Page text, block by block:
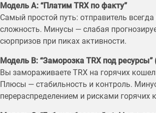
Модель A: “Платим TRX по факту”
Самый простой путь: отправитель
сложность. Минусы — слабая
сюрпризов при пиках активности.
Модель B: “Заморозка TRX под
Вы замораживаете TRX на горячих
Плюсы — стабильность и контроль.
перераспределением и рисками горячих